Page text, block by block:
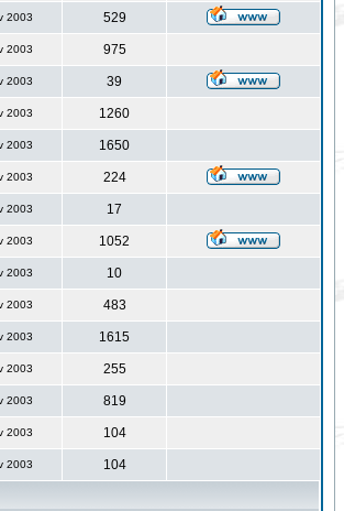
2003 529
2003 975
2003 39
2003 1260
2003 1650
2003 224
2003 17
2003 1052
2003 10
2003 483
2003 1615
2003 255
2003 819
2003 104
2003 104